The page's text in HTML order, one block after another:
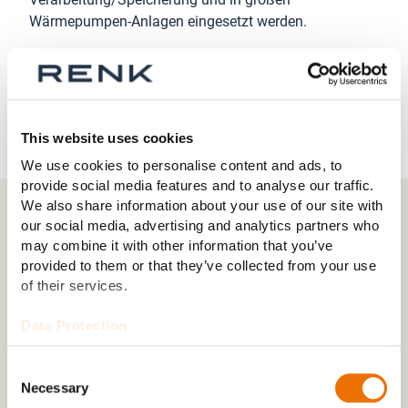
This website uses cookies
We use cookies to personalise content and ads, to
provide social media features and to analyse our traffic.
We also share information about your use of our site with
our social media, advertising and analytics partners who
may combine it with other information that you’ve
provided to them or that they’ve collected from your use
of their services.
Data Protection
Selection
Necessary
Wärmepumpen-Anlagen eingesetzt werden.
Am Standort erfolgen sowohl die Auslegung und
Konstruktion als auch der weltweite Vertrieb der
innovativen Produkte in enger Zusammenarbeit mit
KONTAKT